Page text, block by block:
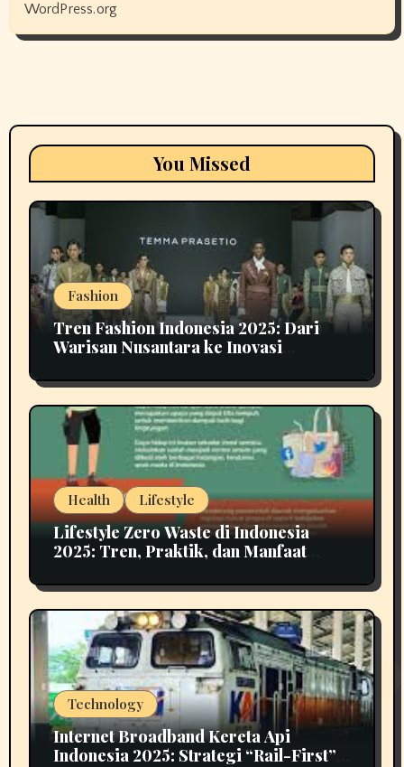
WordPress.org
You Missed
Fashion
Tren Fashion Indonesia 2025: Dari
Warisan Nusantara ke Inovasi
Health Lifestyle
Lifestyle Zero Waste di Indonesia
2025: Tren, Praktik, dan Manfaat
Technology
Internet Broadband Kereta Api
Indonesia 2025: Strategi “Rail-First”